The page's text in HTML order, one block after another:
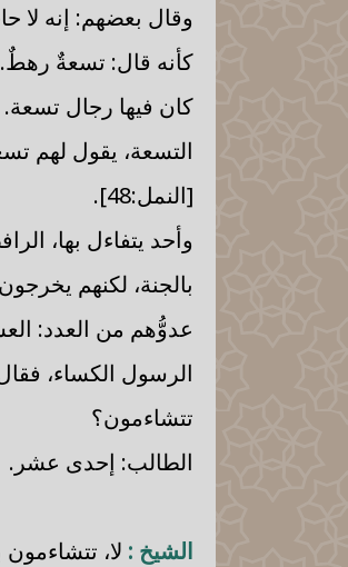
وقال بعضهم: إنه لا
كأنه قال: تسعةٌ رهطٌ.
كان فيها رجال تسعة.
التسعة، يقول لهم
[النمل:48].
وأحد يتفاءل بها،
بالجنة، لكنهم
عدوُّهم من العدد:
الرسول الكساء،
تتشاءمون؟
الطالب: إحدى عشر.
الشيخ : لا، تتشاءمون